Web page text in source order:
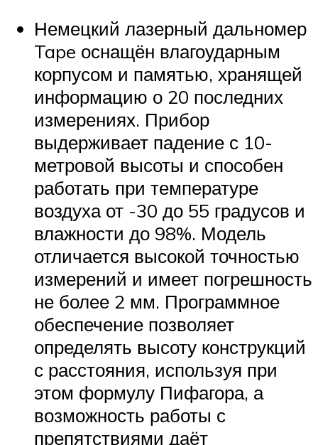
Немецкий лазерный дальномер
Tape оснащён влагоударным
корпусом и памятью, хранящей
информацию о 20 последних
измерениях. Прибор
выдерживает падение с 10-
метровой высоты и способен
работать при температуре
воздуха от -30 до 55 градусов и
влажности до 98%. Модель
отличается высокой точностью
измерений и имеет погрешность
не более 2 мм. Программное
обеспечение позволяет
определять высоту конструкций
с расстояния, используя при
этом формулу Пифагора, а
возможность работы с
препятствиями даёт